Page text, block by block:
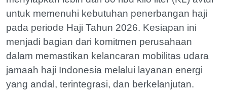
untuk memenuhi kebutuhan penerbangan haji
pada periode Haji Tahun 2026. Kesiapan ini
menjadi bagian dari komitmen perusahaan
dalam memastikan kelancaran mobilitas udara
jamaah haji Indonesia melalui layanan energi
yang andal, terintegrasi, dan berkelanjutan.